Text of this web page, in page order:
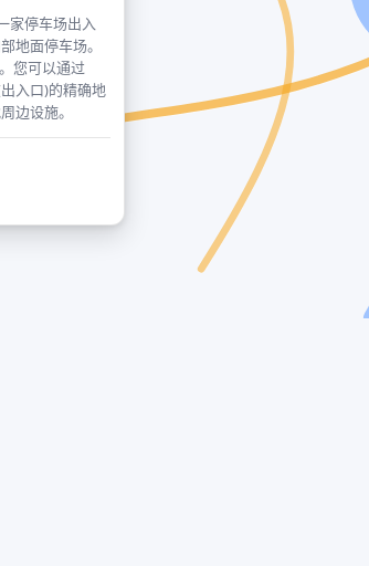
家停车场出入
地面停车场。
您可以通过
入口)的精确地
边设施。